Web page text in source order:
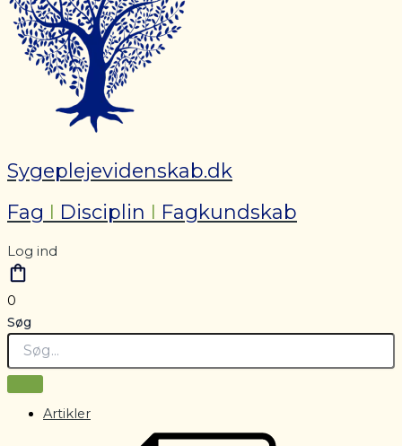
Sygeplejevidenskab.dk
Fag I Disciplin I Fagkundskab
Log ind
0
Søg
Artikler